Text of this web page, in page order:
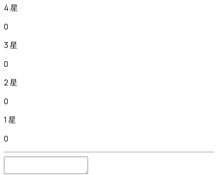
4 星
0
3 星
0
2 星
0
1 星
0